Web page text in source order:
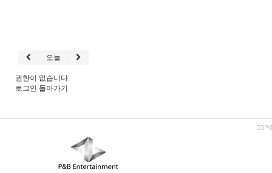
오늘
권한이 없습니다.
로그인 돌아가기